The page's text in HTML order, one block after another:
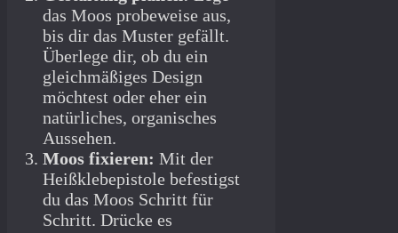
das Moos probeweise aus,
bis dir das Muster gefällt.
Überlege dir, ob du ein
gleichmäßiges Design
möchtest oder eher ein
natürliches, organisches
Aussehen.
Moos fixieren: Mit der
Heißklebepistole befestigst
du das Moos Schritt für
Schritt. Drücke es